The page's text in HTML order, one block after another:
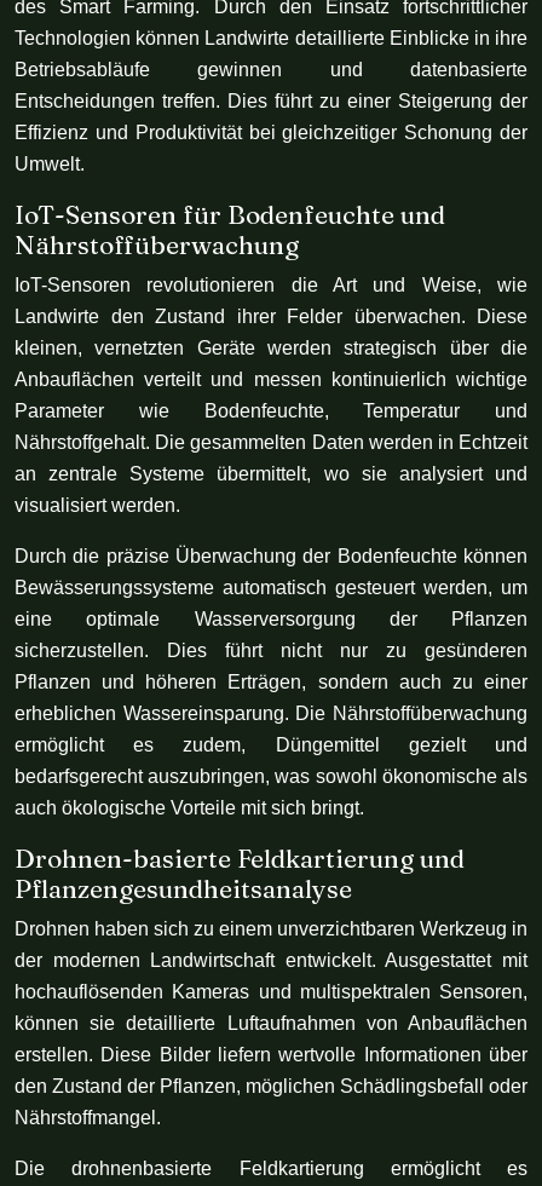
des Smart Farming. Durch den Einsatz fortschrittlicher
Technologien können Landwirte detaillierte Einblicke in ihre
Betriebsabläufe gewinnen und datenbasierte
Entscheidungen treffen. Dies führt zu einer Steigerung der
Effizienz und Produktivität bei gleichzeitiger Schonung der
Umwelt.
IoT-Sensoren für Bodenfeuchte und
Nährstoffüberwachung
IoT-Sensoren revolutionieren die Art und Weise, wie
Landwirte den Zustand ihrer Felder überwachen. Diese
kleinen, vernetzten Geräte werden strategisch über die
Anbauflächen verteilt und messen kontinuierlich wichtige
Parameter wie Bodenfeuchte, Temperatur und
Nährstoffgehalt. Die gesammelten Daten werden in Echtzeit
an zentrale Systeme übermittelt, wo sie analysiert und
visualisiert werden.
Durch die präzise Überwachung der Bodenfeuchte können
Bewässerungssysteme automatisch gesteuert werden, um
eine optimale Wasserversorgung der Pflanzen
sicherzustellen. Dies führt nicht nur zu gesünderen
Pflanzen und höheren Erträgen, sondern auch zu einer
erheblichen Wassereinsparung. Die Nährstoffüberwachung
ermöglicht es zudem, Düngemittel gezielt und
bedarfsgerecht auszubringen, was sowohl ökonomische als
auch ökologische Vorteile mit sich bringt.
Drohnen-basierte Feldkartierung und
Pflanzengesundheitsanalyse
Drohnen haben sich zu einem unverzichtbaren Werkzeug in
der modernen Landwirtschaft entwickelt. Ausgestattet mit
hochauflösenden Kameras und multispektralen Sensoren,
können sie detaillierte Luftaufnahmen von Anbauflächen
erstellen. Diese Bilder liefern wertvolle Informationen über
den Zustand der Pflanzen, möglichen Schädlingsbefall oder
Nährstoffmangel.
Die drohnenbasierte Feldkartierung ermöglicht es